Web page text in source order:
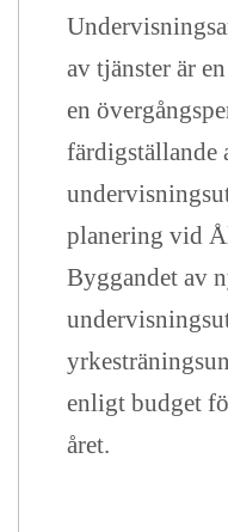
av tjänster är
en
färdigställande
planering vid
Byggandet av
enligt budget
året.